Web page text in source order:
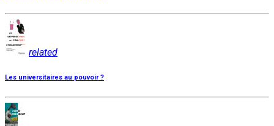
related
Les universitaires au pouvoir ?